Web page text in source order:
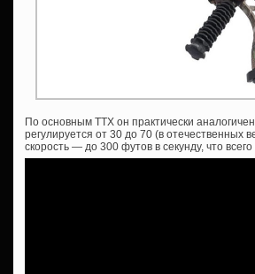
По основным ТТХ он практически
регулируется от 30 до 70 (в
скорость — до 300 футов в секунду, что